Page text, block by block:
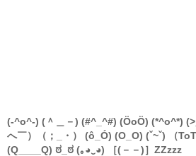
(-^o^-) (＾＿－) (#^_^#) (ÖoÖ) (*^o^*)
へ￣）（；_・） (ô_Ó) (O_O) (ˇ~ˇ) （ToT
(Q____Q) ಠ_ಠ (｡◕‿◕) ［(－－)］ZZzzz